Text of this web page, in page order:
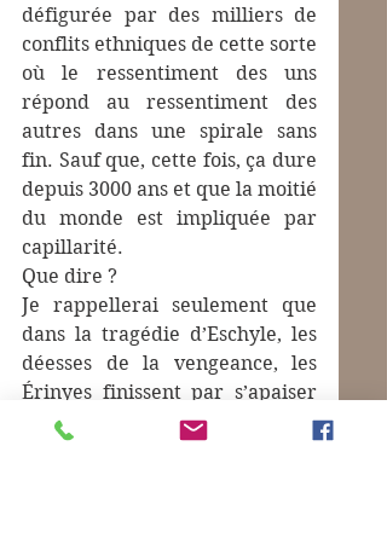
défigurée par des milliers de
conflits ethniques de cette sorte
où le ressentiment des uns
répond au ressentiment des
autres dans une spirale sans
fin. Sauf que, cette fois, ça dure
depuis 3000 ans et que la moitié
du monde est impliquée par
capillarité.
Que dire ?
Je rappellerai seulement que
dans la tragédie d’Eschyle, les
déesses de la vengeance, les
Érinyes finissent par s’apaiser
et deviennent les Euménides,